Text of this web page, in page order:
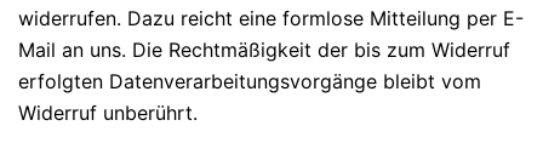
widerrufen. Dazu reicht eine formlose Mitteilung per E-
Mail an uns. Die Rechtmäßigkeit der bis zum Widerruf
erfolgten Datenverarbeitungsvorgänge bleibt vom
Widerruf unberührt.